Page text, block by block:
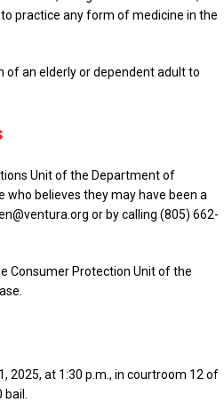
practice any form of medicine in the
an elderly or dependent adult to
Unit of the Department of
who believes they may have been a
or by calling (805) 662-
Consumer Protection Unit of the
2025, at 1:30 p.m., in courtroom 12 of